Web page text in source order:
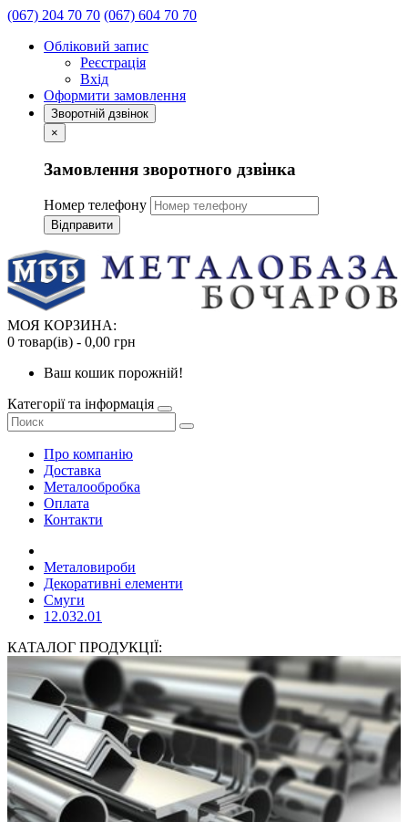
(067) 204 70 70 (067) 604 70 70
Обліковий запис
Реєстрація
Вхід
Оформити замовлення
Зворотній дзвінок
×
Замовлення зворотного дзвінка
Номер телефону
Відправити
МОЯ КОРЗИНА:
0 товар(ів) - 0,00 грн
Ваш кошик порожній!
Категорії та інформація
Про компанію
Доставка
Металообробка
Оплата
Контакти
Металовироби
Декоративні елементи
Смуги
12.032.01
КАТАЛОГ ПРОДУКЦІЇ: